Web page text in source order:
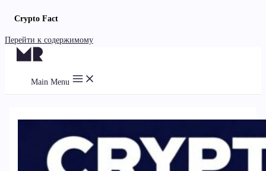
Crypto Fact
Перейти к содержимому
Main Menu